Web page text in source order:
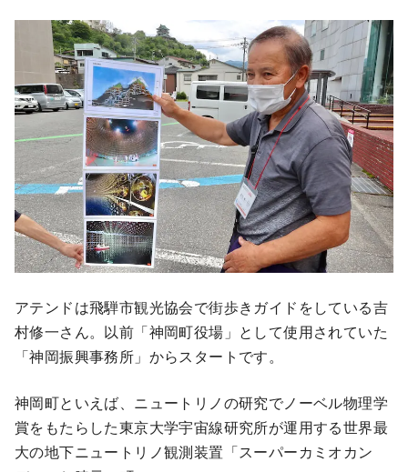
アテンドは飛騨市観光協会で街歩きガイドをしている吉
村修一さん。以前「神岡町役場」として使用されていた
「神岡振興事務所」からスタートです。
神岡町といえば、ニュートリノの研究でノーベル物理学
賞をもたらした東京大学宇宙線研究所が運用する世界最
大の地下ニュートリノ観測装置「スーパーカミオカン